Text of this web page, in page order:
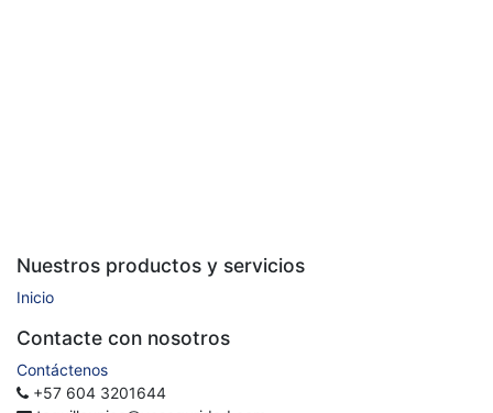
Nuestros productos y servicios
Inicio
Contacte con nosotros
Contáctenos
+57 604 3201644